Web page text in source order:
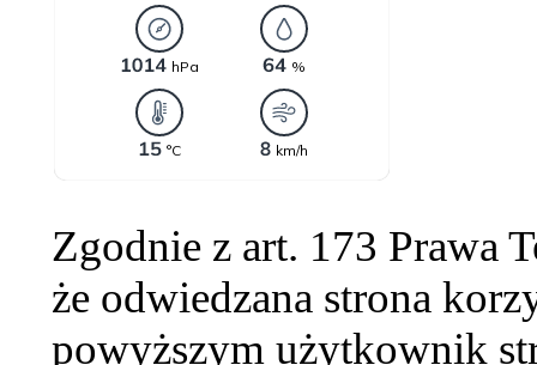
Zgodnie z art. 173 Prawa
że odwiedzana strona
powyższym użytkownik